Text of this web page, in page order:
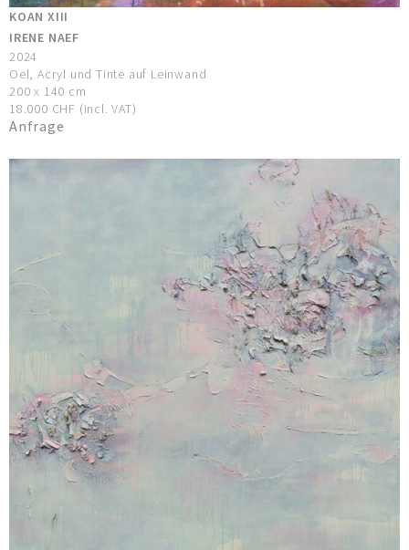
KOAN XIII
IRENE NAEF
2024
Oel, Acryl und Tinte auf Leinwand
200 x 140 cm
18.000 CHF (incl. VAT)
Anfrage